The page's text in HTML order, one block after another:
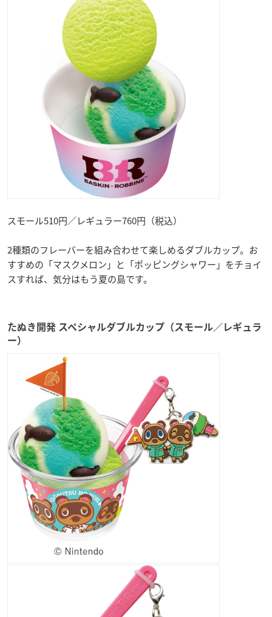
スモール510円／レギュラー760円（税込）
2種類のフレーバーを組み合わせて楽しめるダブルカップ。お
すすめの「マスクメロン」と「ポッピングシャワー」をチョイ
スすれば、気分はもう夏の島です。
たぬき開発 スペシャルダブルカップ（スモール／レギュラ
ー）